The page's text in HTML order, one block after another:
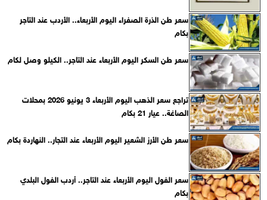
سعر طن الذرة الصفراء اليوم الأربعاء.. الأردب عند التاجر
بكام
سعر طن السكر اليوم الأربعاء عند التاجر.. الكيلو وصل لكام
تراجع سعر الذهب اليوم الأربعاء 3 يونيو 2026 بمحلات
الصاغة.. عيار 21 بكام
سعر طن الأرز الشعير اليوم الأربعاء عند التجار.. النهاردة بكام
سعر الفول اليوم الأربعاء عند التاجر.. أردب الفول البلدي
بكام